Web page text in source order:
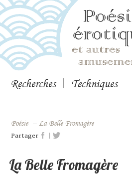
Recherches Techniques
Poésie – La Belle Fromagère
Partager |
La Belle Fromagère